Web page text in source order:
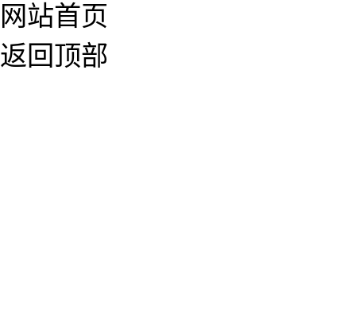
网站首页
返回顶部